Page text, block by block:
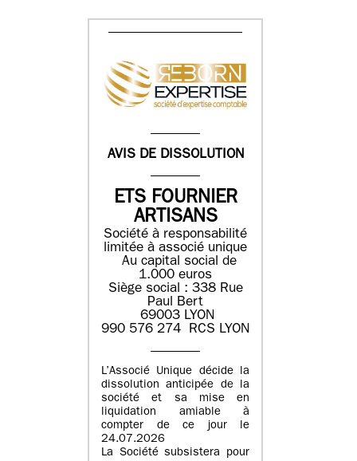
AVIS DE DISSOLUTION
ETS FOURNIER
ARTISANS
Société à responsabilité
limitée à associé unique
Au capital social de
1.000 euros
Siège social : 338 Rue
Paul Bert
69003 LYON
990 576 274 RCS LYON
L’Associé Unique décide la
dissolution anticipée de la
société et sa mise en
liquidation amiable à
compter de ce jour le
24.07.2026
La Société subsistera pour